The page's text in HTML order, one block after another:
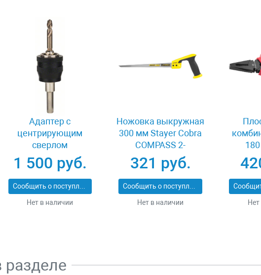
Адаптер c
центрирующим
сверлом
шестигранный
хвостовик 8 мм
Bosch Power Change
2608584814
1 500 руб.
Сообщить о поступлении
Нет в наличии
Ножовка выкружная
300 мм Stayer Cobra
COMPASS 2-
15087_z02
321 руб.
Сообщить о поступлении
Нет в наличии